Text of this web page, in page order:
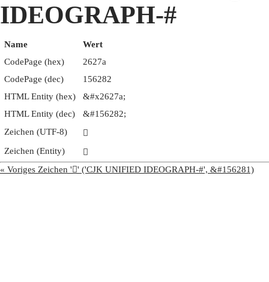
IDEOGRAPH-#
Name
Wert
CodePage (hex)
2627a
CodePage (dec)
156282
HTML Entity (hex)
&#x2627a;
HTML Entity (dec)
&#156282;
Zeichen (UTF-8)
𦉺
Zeichen (Entity)
𦉺
« Voriges Zeichen '𦉹' ('CJK UNIFIED IDEOGRAPH-#', &#156281)